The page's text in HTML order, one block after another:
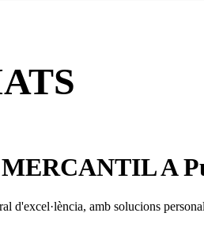
A
d'excel·lència, amb solucions